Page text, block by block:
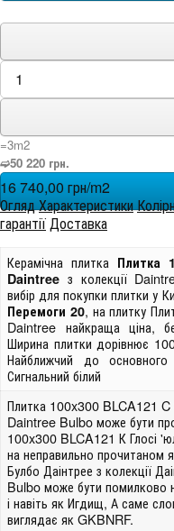
=3m2
➫50 220 грн.
16 740,00 грн/m2
ОглядХарактеристики
гарантії Доставка
Керамічна плитка Плитка
Daintree з колекції
вибір для покупки плитки у
Перемоги 20, на плитку
Daintree найкраща ціна,
Ширина плитки дорівнює
Найближчий до
Сигнальний білий
Плитка 100x300 BLCA121 C
Daintree Bulbo може бути
100x300 BLCA121 К Глосі
на неправильно прочитаном
Булбо Даінтрее з колекції
Bulbo може бути помилково
і навіть як Игдищ, А саме
виглядає як GKBNRF.